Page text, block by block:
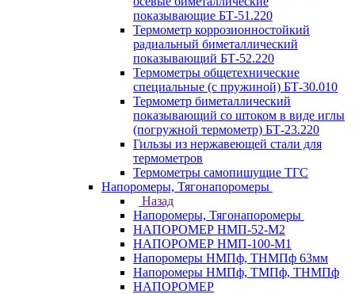
показывающие БТ-51.220
Термометр коррозионностойкий
радиальный биметаллический
показывающий БТ-52.220
Термометры общетехнические
специальные (с пружиной) БТ-30.010
Термометр биметаллический
показывающий со штоком в виде иглы
(погружной термометр) БТ-23.220
Гильзы из нержавеющей стали для
термометров
Термометры самопишущие ТГС
Напоромеры, Тягонапоромеры
Назад
Напоромеры, Тягонапоромеры
НАПОРОМЕР НМП-52-М2
НАПОРОМЕР НМП-100-М1
Напоромеры НМПф, ТНМПф 63мм
Напоромеры НМПф, ТМПф, ТНМПф
НАПОРОМЕР